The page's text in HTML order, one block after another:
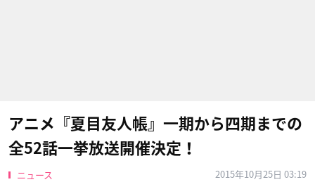
アニメ『夏目友人帳』一期から四期までの
全52話一挙放送開催決定！
ニュース 2015年10月25日 03:19